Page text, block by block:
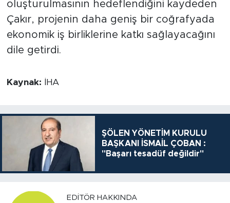
oluşturulmasının hedeflendiğini kaydeden
Çakır, projenin daha geniş bir coğrafyada
ekonomik iş birliklerine katkı sağlayacağını
dile getirdi.
Kaynak: İHA
ŞÖLEN YÖNETİM KURULU
BAŞKANI İSMAİL ÇOBAN :
"Başarı tesadüf değildir"
EDITÖR HAKKINDA